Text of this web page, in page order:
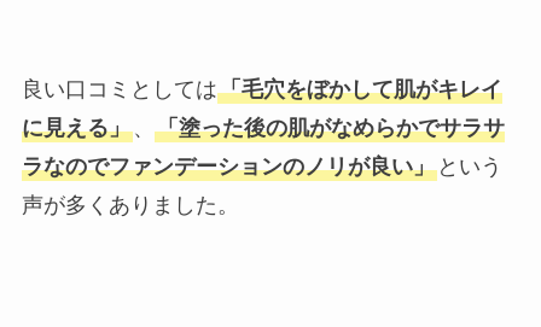
良い口コミとしては「毛穴をぼかして肌がキレイ
に見える」、 「塗った後の肌がなめらかでサラサ
ラなのでファンデーションのノリが良い」という
声が多くありました。